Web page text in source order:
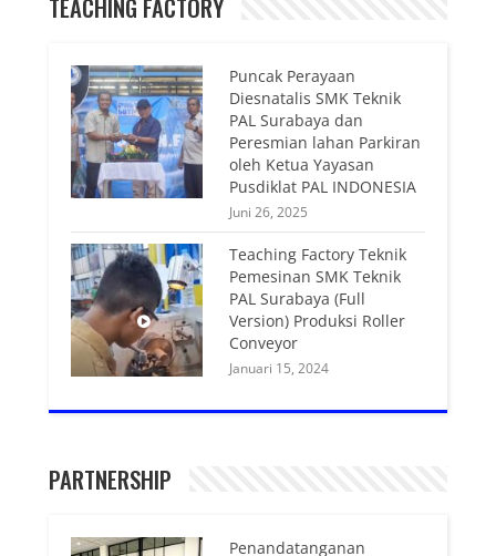
TEACHING FACTORY
Puncak Perayaan
Diesnatalis SMK Teknik
PAL Surabaya dan
Peresmian lahan Parkiran
oleh Ketua Yayasan
Pusdiklat PAL INDONESIA
Juni 26, 2025
Teaching Factory Teknik
Pemesinan SMK Teknik
PAL Surabaya (Full
Version) Produksi Roller
Conveyor
Januari 15, 2024
PARTNERSHIP
Penandatanganan